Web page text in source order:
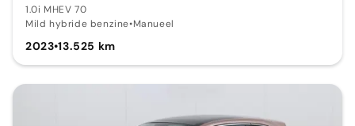
1.0i MHEV 70
Mild hybride benzine•Manueel
2023•13.525 km